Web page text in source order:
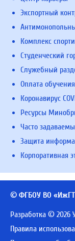
Экспортный
Комплекс
Студенческий
Служебный
Оплата обучения
Коронавирус
Ресурсы
Часто
Защита
Корпоративная
© ФГБОУ ВО
Разработка © 2026
Правила